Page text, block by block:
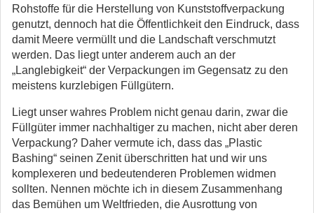
Rohstoffe für die Herstellung von Kunststoffverpackung
genutzt, dennoch hat die Öffentlichkeit den Eindruck, dass
damit Meere vermüllt und die Landschaft verschmutzt
werden. Das liegt unter anderem auch an der
„Langlebigkeit“ der Verpackungen im Gegensatz zu den
meistens kurzlebigen Füllgütern.
Liegt unser wahres Problem nicht genau darin, zwar die
Füllgüter immer nachhaltiger zu machen, nicht aber deren
Verpackung? Daher vermute ich, dass das „Plastic
Bashing“ seinen Zenit überschritten hat und wir uns
komplexeren und bedeutenderen Problemen widmen
sollten. Nennen möchte ich in diesem Zusammenhang
das Bemühen um Weltfrieden, die Ausrottung von